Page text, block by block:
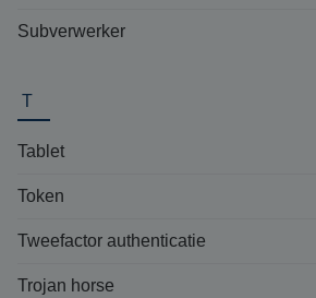
Subverwerker
T
Tablet
Token
Tweefactor authenticatie
Trojan horse